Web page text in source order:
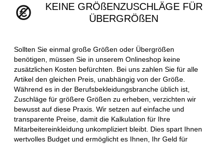
KEINE GRÖßENZUSCHLÄGE FÜR
ÜBERGRÖßEN
Sollten Sie einmal große Größen oder Übergrößen
benötigen, müssen Sie in unserem Onlineshop keine
zusätzlichen Kosten befürchten. Bei uns zahlen Sie für alle
Artikel den gleichen Preis, unabhängig von der Größe.
Während es in der Berufsbekleidungsbranche üblich ist,
Zuschläge für größere Größen zu erheben, verzichten wir
bewusst auf diese Praxis. Wir setzen auf einfache und
transparente Preise, damit die Kalkulation für Ihre
Mitarbeitereinkleidung unkompliziert bleibt. Dies spart Ihnen
wertvolles Budget und ermöglicht es Ihnen, Ihr Geld für